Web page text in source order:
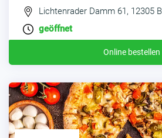
Lichtenrader Damm 61, 12305
geöffnet
Online bestellen